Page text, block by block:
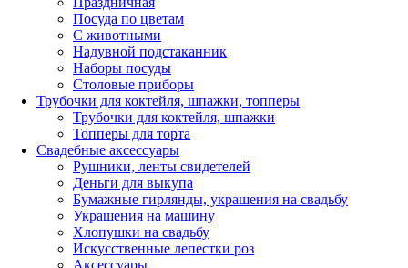
Посуда по цветам
С животными
Надувной подстаканник
Наборы посуды
Столовые приборы
Трубочки для коктейля, шпажки, топперы
Трубочки для коктейля, шпажки
Топперы для торта
Свадебные аксессуары
Рушники, ленты свидетелей
Деньги для выкупа
Бумажные гирлянды, украшения на свадьбу
Украшения на машину
Хлопушки на свадьбу
Искусственные лепестки роз
Аксессуары